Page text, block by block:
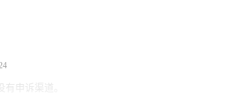
有申诉渠道。